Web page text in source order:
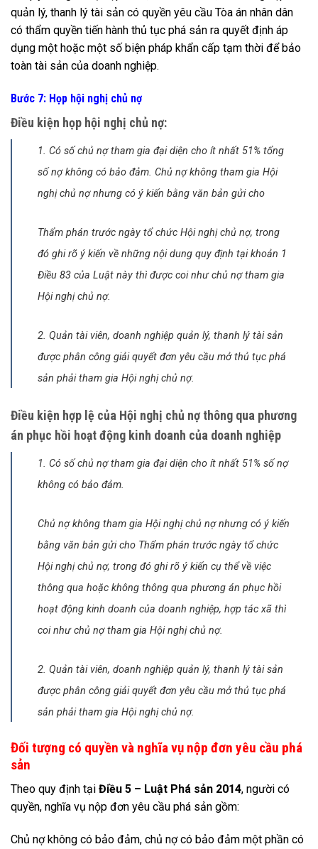
quản lý, thanh lý tài sản có quyền yêu cầu Tòa án nhân dân
có thẩm quyền tiến hành thủ tục phá sản ra quyết định áp
dụng một hoặc một số biện pháp khẩn cấp tạm thời để bảo
toàn tài sản của doanh nghiệp.
Bước 7: Họp hội nghị chủ nợ
Điều kiện họp hội nghị chủ nợ:
1. Có số chủ nợ tham gia đại diện cho ít nhất 51% tổng
số nợ không có bảo đảm. Chủ nợ không tham gia Hội
nghị chủ nợ nhưng có ý kiến bằng văn bản gửi cho
Thẩm phán trước ngày tổ chức Hội nghị chủ nợ, trong
đó ghi rõ ý kiến về những nội dung quy định tại khoản 1
Điều 83 của Luật này thì được coi như chủ nợ tham gia
Hội nghị chủ nợ.
2. Quản tài viên, doanh nghiệp quản lý, thanh lý tài sản
được phân công giải quyết đơn yêu cầu mở thủ tục phá
sản phải tham gia Hội nghị chủ nợ.
Điều kiện hợp lệ của Hội nghị chủ nợ thông qua phương
án phục hồi hoạt động kinh doanh của doanh nghiệp
1. Có số chủ nợ tham gia đại diện cho ít nhất 51% số nợ
không có bảo đảm.
Chủ nợ không tham gia Hội nghị chủ nợ nhưng có ý kiến
bằng văn bản gửi cho Thẩm phán trước ngày tổ chức
Hội nghị chủ nợ, trong đó ghi rõ ý kiến cụ thể về việc
thông qua hoặc không thông qua phương án phục hồi
hoạt động kinh doanh của doanh nghiệp, hợp tác xã thì
coi như chủ nợ tham gia Hội nghị chủ nợ.
2. Quản tài viên, doanh nghiệp quản lý, thanh lý tài sản
được phân công giải quyết đơn yêu cầu mở thủ tục phá
sản phải tham gia Hội nghị chủ nợ.
Đối tượng có quyền và nghĩa vụ nộp đơn yêu cầu phá
sản
Theo quy định tại Điều 5 – Luật Phá sản 2014, người có
quyền, nghĩa vụ nộp đơn yêu cầu phá sản gồm:
Chủ nợ không có bảo đảm, chủ nợ có bảo đảm một phần có